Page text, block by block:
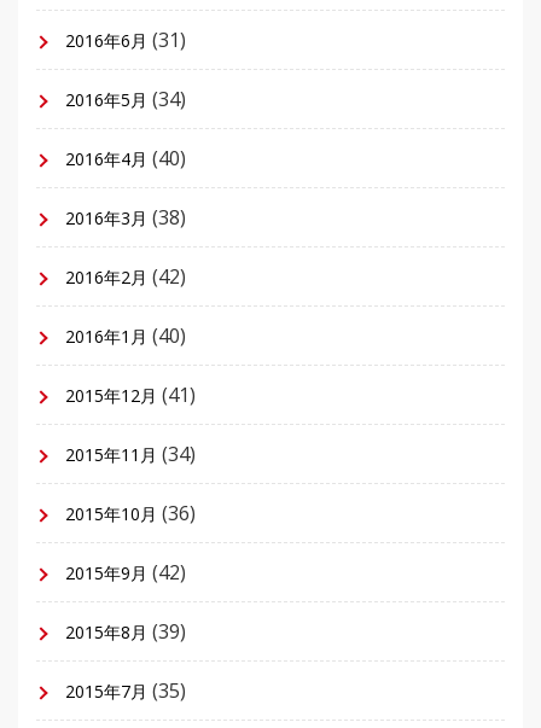
2016年6月 (31)
2016年5月 (34)
2016年4月 (40)
2016年3月 (38)
2016年2月 (42)
2016年1月 (40)
2015年12月 (41)
2015年11月 (34)
2015年10月 (36)
2015年9月 (42)
2015年8月 (39)
2015年7月 (35)